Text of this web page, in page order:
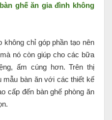
ghế ăn gia đình không
không chỉ góp phần tạo nên
nó còn giúp cho các bữa
ấm cúng hơn. Trên thị
mẫu bàn ăn với các thiết kế
cấp đến bàn ghế phòng ăn